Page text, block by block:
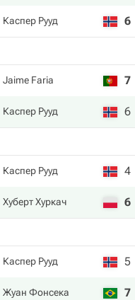
Каспер Рууд 6
Jaime Faria 7
Каспер Рууд 6
Каспер Рууд 4
Хуберт Хуркач 6
Каспер Рууд 5
Жуан Фонсека 7